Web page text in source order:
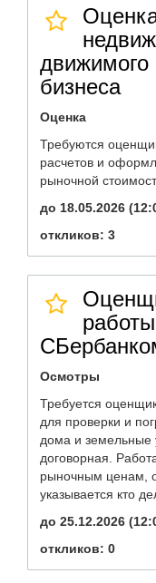
бизнеса
Оценка
Требуются
расчетов и
рыночной
до 18.05.2026
откликов: 3
Осмотры
Требуется
для проверки и
дома и земельные
договорная.
рыночным ценам,
указывается кто
до 25.12.2026
откликов: 0